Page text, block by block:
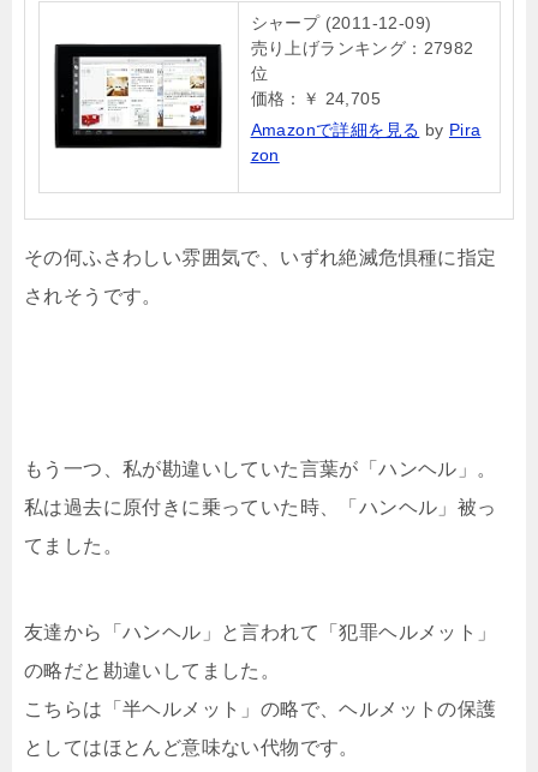
シャープ (2011-12-09)
売り上げランキング：27982
位
価格：￥ 24,705
Amazonで詳細を見る by Pira
zon
その何ふさわしい雰囲気で、いずれ絶滅危惧種に指定
されそうです。
もう一つ、私が勘違いしていた言葉が「ハンヘル」。
私は過去に原付きに乗っていた時、「ハンヘル」被っ
てました。
友達から「ハンヘル」と言われて「犯罪ヘルメット」
の略だと勘違いしてました。
こちらは「半ヘルメット」の略で、ヘルメットの保護
としてはほとんど意味ない代物です。